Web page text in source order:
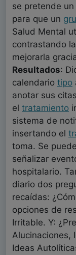
se pretende
para que un
Salud Mental
contrastando
mejorarla
Resultados:
calendario tipo
anotar sus
el tratamiento
sistema de
insertando el
toma. Se
señalizar
hospitalario.
diario dos
recaídas:
opciones de
Irritable. Y:
Alucinaciones,
Ideas